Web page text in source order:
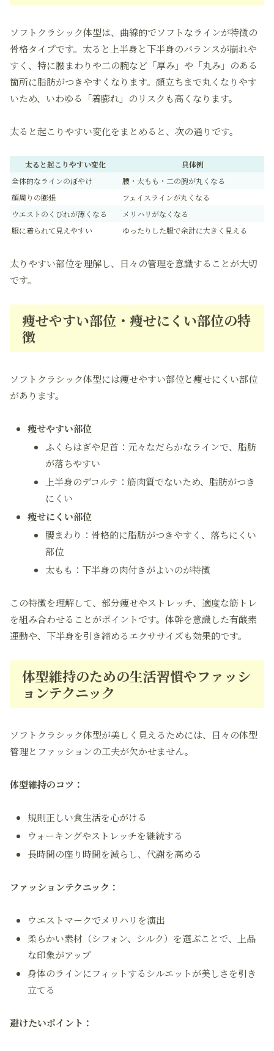
ソフトクラシック体型は、曲線的でソフトなラインが特徴の
骨格タイプです。太ると上半身と下半身のバランスが崩れや
すく、特に腰まわりや二の腕など「厚み」や「丸み」のある
箇所に脂肪がつきやすくなります。顔立ちまで丸くなりやす
いため、いわゆる「着膨れ」のリスクも高くなります。
太ると起こりやすい変化をまとめると、次の通りです。
太ると起こりやすい変化
具体例
全体的なラインのぼやけ
腰・太もも・二の腕が丸くなる
顔周りの膨張
フェイスラインが丸くなる
ウエストのくびれが薄くなる
メリハリがなくなる
服に着られて見えやすい
ゆったりした服で余計に大きく見える
太りやすい部位を理解し、日々の管理を意識することが大切
です。
痩せやすい部位・痩せにくい部位の特
徴
ソフトクラシック体型には痩せやすい部位と痩せにくい部位
があります。
痩せやすい部位
ふくらはぎや足首：元々なだらかなラインで、脂肪
が落ちやすい
上半身のデコルテ：筋肉質でないため、脂肪がつき
にくい
痩せにくい部位
腰まわり：骨格的に脂肪がつきやすく、落ちにくい
部位
太もも：下半身の肉付きがよいのが特徴
この特徴を理解して、部分痩せやストレッチ、適度な筋トレ
を組み合わせることがポイントです。体幹を意識した有酸素
運動や、下半身を引き締めるエクササイズも効果的です。
体型維持のための生活習慣やファッシ
ョンテクニック
ソフトクラシック体型が美しく見えるためには、日々の体型
管理とファッションの工夫が欠かせません。
体型維持のコツ：
規則正しい食生活を心がける
ウォーキングやストレッチを継続する
長時間の座り時間を減らし、代謝を高める
ファッションテクニック：
ウエストマークでメリハリを演出
柔らかい素材（シフォン、シルク）を選ぶことで、上品
な印象がアップ
身体のラインにフィットするシルエットが美しさを引き
立てる
避けたいポイント：